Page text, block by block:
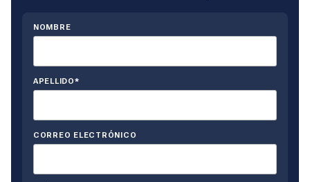
NOMBRE
APELLIDO*
CORREO ELECTRÓNICO